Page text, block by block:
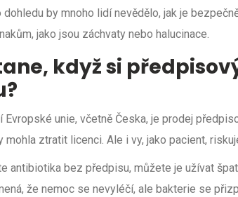
by mnoho lidí nevědělo, jak je
jako jsou záchvaty nebo halucinace.
když si
Evropské unie, včetně Česka, je prodej
mohla ztratit licenci. Ale i vy, jako pacient,
antibiotika bez předpisu, můžete je užívat
že nemoc se nevyléčí, ale bakterie se